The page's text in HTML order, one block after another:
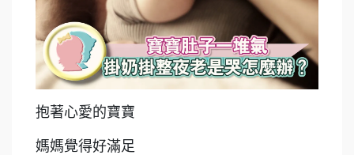
抱著心愛的寶寶
媽媽覺得好滿足